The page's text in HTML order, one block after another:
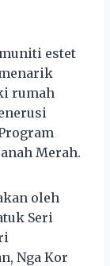
estet
rumah
Merah.
oleh
Seri
Nga Kor